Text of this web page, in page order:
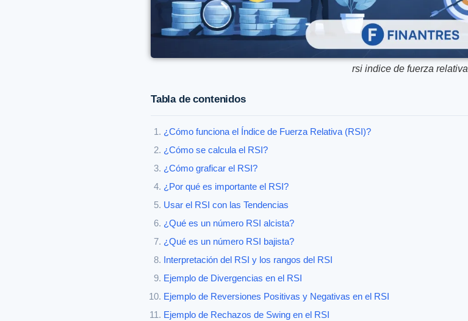
rsi indice de fuerza relativa
Tabla de contenidos
¿Cómo funciona el Índice de Fuerza Relativa (RSI)?
¿Cómo se calcula el RSI?
¿Cómo graficar el RSI?
¿Por qué es importante el RSI?
Usar el RSI con las Tendencias
¿Qué es un número RSI alcista?
¿Qué es un número RSI bajista?
Interpretación del RSI y los rangos del RSI
Ejemplo de Divergencias en el RSI
Ejemplo de Reversiones Positivas y Negativas en el RSI
Ejemplo de Rechazos de Swing en el RSI